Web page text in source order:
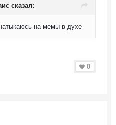
сказал:
на мемы в духе
0